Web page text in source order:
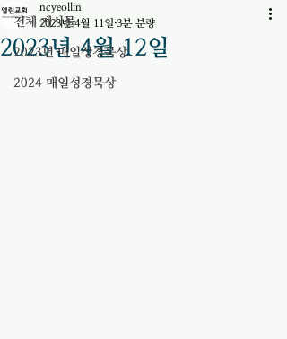
전체 게시물
2023년 매일성경묵상
2024 매일성경묵상
2023년 4월 12일
ncyeollin
2023년 4월 11일 3분 분량